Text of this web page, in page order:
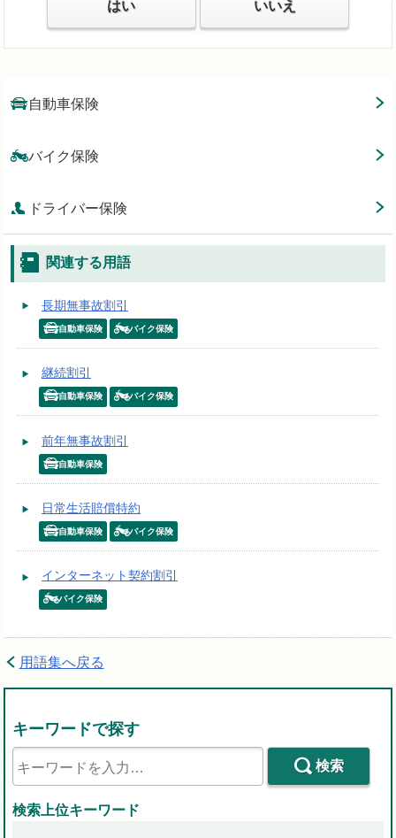
はい いいえ
自動車保険
バイク保険
ドライバー保険
関連する用語
長期無事故割引
自動車保険 バイク保険
継続割引
自動車保険 バイク保険
前年無事故割引
自動車保険
日常生活賠償特約
自動車保険 バイク保険
インターネット契約割引
バイク保険
用語集へ戻る
キーワードで探す
検索
検索上位キーワード